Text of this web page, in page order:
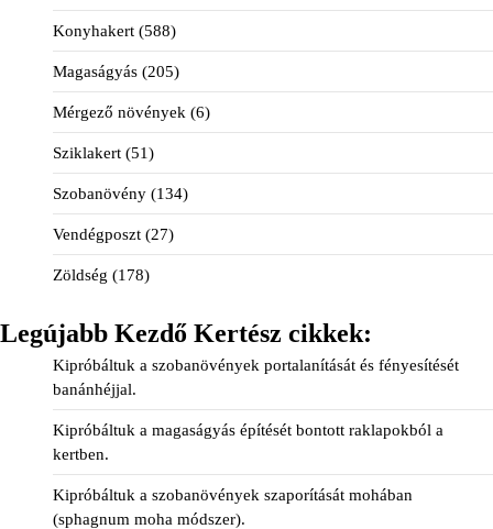
Konyhakert (588)
Magaságyás (205)
Mérgező növények (6)
Sziklakert (51)
Szobanövény (134)
Vendégposzt (27)
Zöldség (178)
Legújabb Kezdő Kertész cikkek:
Kipróbáltuk a szobanövények portalanítását és fényesítését
banánhéjjal.
Kipróbáltuk a magaságyás építését bontott raklapokból a
kertben.
Kipróbáltuk a szobanövények szaporítását mohában
(sphagnum moha módszer).